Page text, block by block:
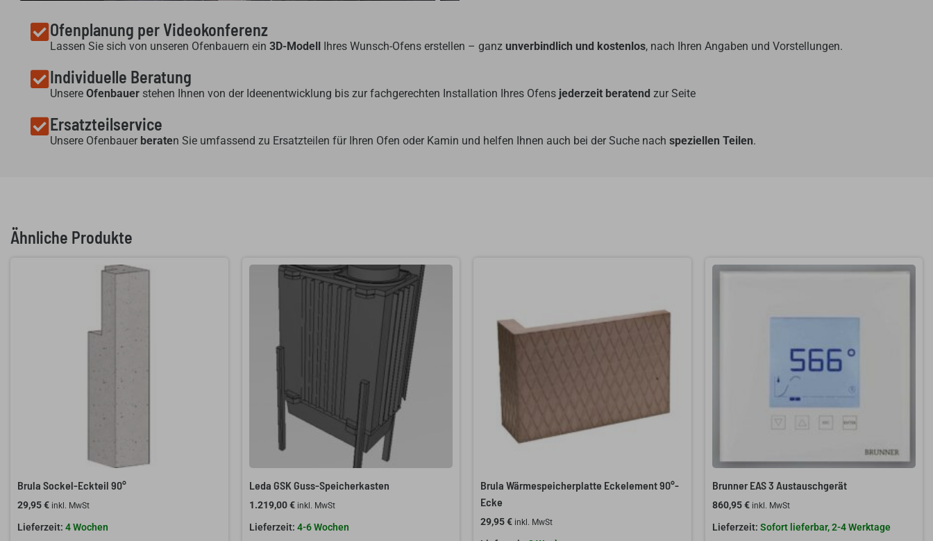
Ofenplanung per Videokonferenz
Lassen Sie sich von unseren Ofenbauern ein 3D-Modell Ihres Wunsch-Ofens erstellen – ganz unverbindlich und kostenlos, nach Ihren Angaben und Vorstellungen.
Individuelle Beratung
Unsere Ofenbauer stehen Ihnen von der Ideenentwicklung bis zur fachgerechten Installation Ihres Ofens jederzeit beratend zur Seite
Ersatzteilservice
Unsere Ofenbauer beraten Sie umfassend zu Ersatzteilen für Ihren Ofen oder Kamin und helfen Ihnen auch bei der Suche nach speziellen Teilen.
Ähnliche Produkte
Brula Sockel-Eckteil 90°
29,95€ inkl. MwSt
4 Wochen
Leda GSK Guss-Speicherkasten
1.219,00€ inkl. MwSt
4-6 Wochen
Brula Wärmespeicherplatte Eckelement 90°-
Ecke
29,95€ inkl. MwSt
Brunner EAS 3 Austauschgerät
860,95€ inkl. MwSt
Sofort lieferbar, 2-4 Werktage